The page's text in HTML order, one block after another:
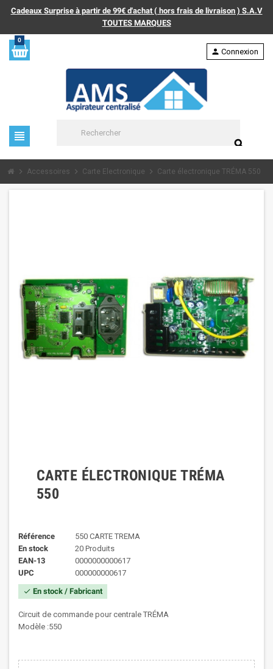
Cadeaux Surprise à partir de 99€ d'achat ( hors frais de livraison ) S.A.V
TOUTES MARQUES
0
view_headline
search
person Connexion
chevron_right Accessoires chevron_right Carte Electronique chevron_right Carte électronique TRÉMA 550
CARTE ÉLECTRONIQUE TRÉMA
550
Référence
550 CARTE TREMA
En stock
20 Produits
EAN-13
0000000000617
UPC
000000000617
check En stock / Fabricant
Circuit de commande pour centrale TRÉMA
Modèle :550